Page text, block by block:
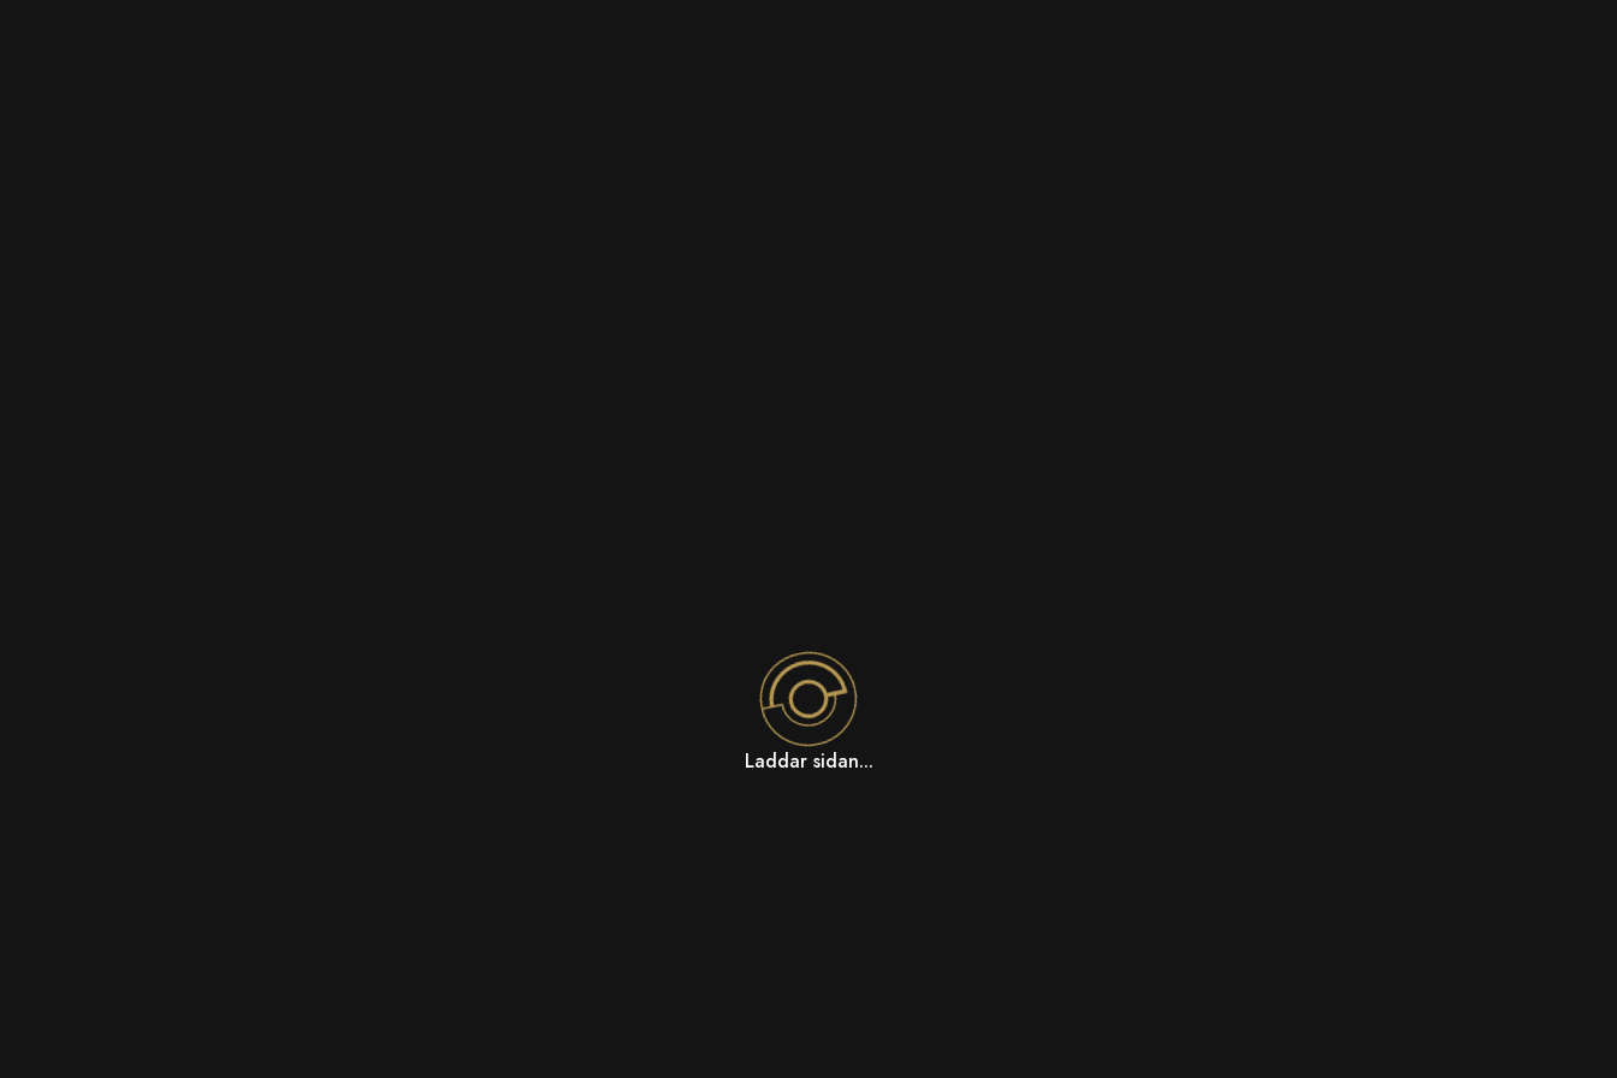
Laddar sidan...